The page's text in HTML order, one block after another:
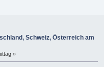
Schweiz, Österreich am
»